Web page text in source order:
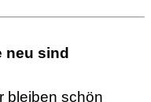
neu sind
bleiben schön